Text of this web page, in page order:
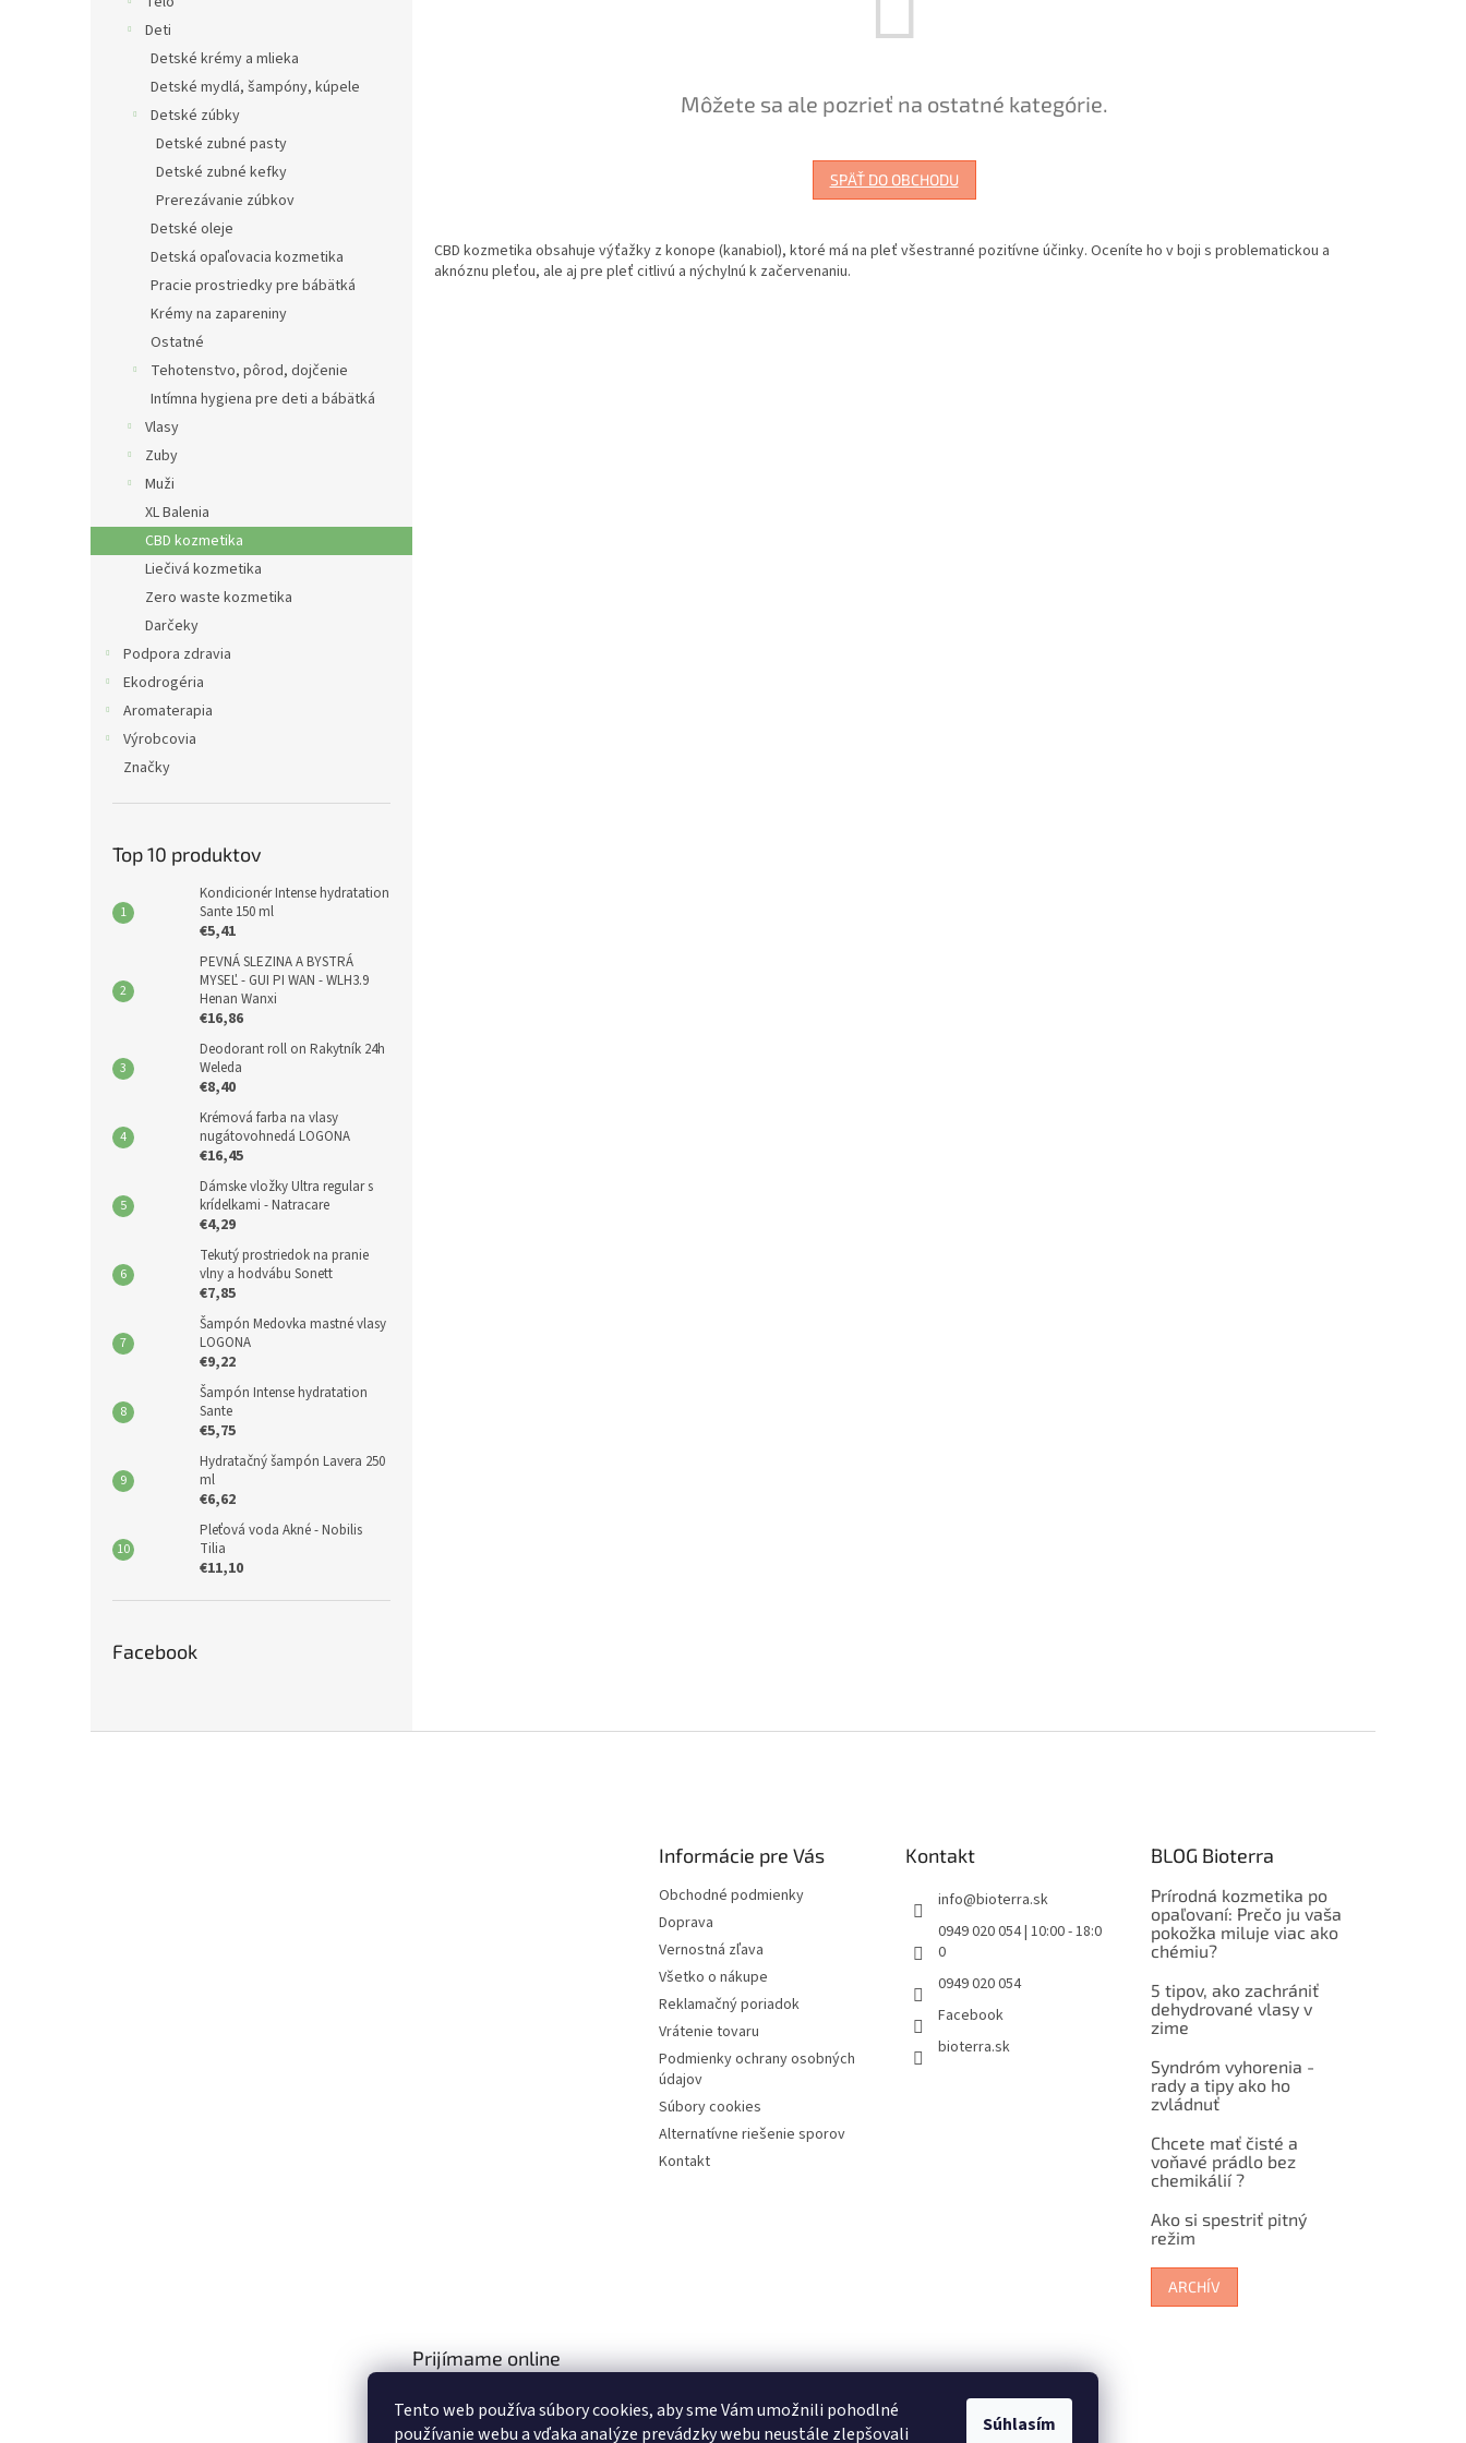
Tento web používa súbory cookies, aby sme Vám umožnili pohodlné
používanie webu a vďaka analýze prevádzky webu neustále zlepšovali
Súhlasím
Deti
Detské krémy a mlieka
Detské mydlá, šampóny, kúpele
Detské zúbky
Detské zubné pasty
Detské zubné kefky
Prerezávanie zúbkov
Detské oleje
Detská opaľovacia kozmetika
Pracie prostriedky pre bábätká
Krémy na zapareniny
Ostatné
Tehotenstvo, pôrod, dojčenie
Intímna hygiena pre deti a bábätká
Vlasy
Zuby
Muži
XL Balenia
CBD kozmetika
Liečivá kozmetika
Zero waste kozmetika
Darčeky
Podpora zdravia
Ekodrogéria
Aromaterapia
Výrobcovia
Značky
Top 10 produktov
Kondicionér Intense hydratation
Sante 150 ml
€5,41
PEVNÁ SLEZINA A BYSTRÁ
MYSEĽ - GUI PI WAN - WLH3.9
Henan Wanxi
€16,86
Deodorant roll on Rakytník 24h
Weleda
€8,40
Krémová farba na vlasy
nugátovohnedá LOGONA
€16,45
Dámske vložky Ultra regular s
krídelkami - Natracare
€4,29
Tekutý prostriedok na pranie
vlny a hodvábu Sonett
€7,85
Šampón Medovka mastné vlasy
LOGONA
€9,22
Šampón Intense hydratation
Sante
€5,75
Hydratačný šampón Lavera 250
ml
€6,62
Pleťová voda Akné - Nobilis
Tilia
€11,10
Facebook
Môžete sa ale pozrieť na ostatné kategórie.
SPÄŤ DO OBCHODU
CBD kozmetika obsahuje výťažky z konope (kanabiol), ktoré má na pleť všestranné pozitívne účinky. Oceníte ho v boji s problematickou a
aknóznu pleťou, ale aj pre pleť citlivú a nýchylnú k začervenaniu.
Informácie pre Vás
Obchodné podmienky
Doprava
Vernostná zľava
Všetko o nákupe
Reklamačný poriadok
Vrátenie tovaru
Podmienky ochrany osobných
údajov
Súbory cookies
Alternatívne riešenie sporov
Kontakt
Kontakt
info@bioterra.sk
0949 020 054 | 10:00 - 18:0
0
0949 020 054
Facebook
bioterra.sk
BLOG Bioterra
Prírodná kozmetika po
opaľovaní: Prečo ju vaša
pokožka miluje viac ako
chémiu?
5 tipov, ako zachrániť
dehydrované vlasy v
zime
Syndróm vyhorenia -
rady a tipy ako ho
zvládnuť
Chcete mať čisté a
voňavé prádlo bez
chemikálií ?
Ako si spestriť pitný
režim
ARCHÍV
Prijímame online
platby